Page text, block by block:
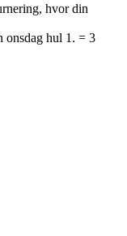
hvor din
onsdag hul 1. = 3